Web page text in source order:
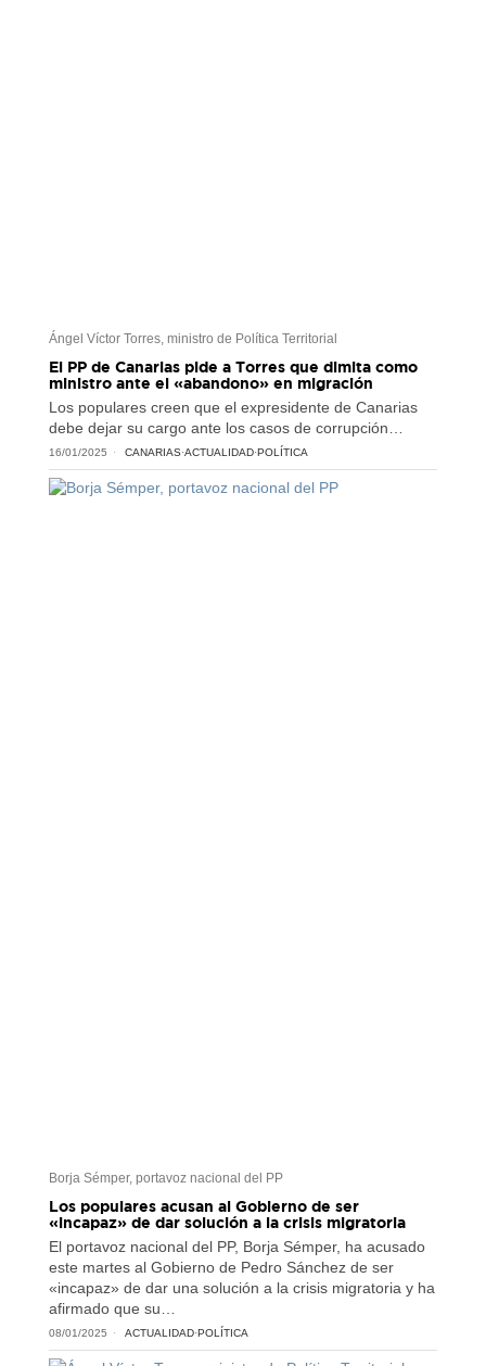
Ángel Víctor Torres, ministro de Política Territorial
El PP de Canarias pide a Torres que dimita como
ministro ante el «abandono» en migración
Los populares creen que el expresidente de Canarias
debe dejar su cargo ante los casos de corrupción…
16/01/2025 CANARIAS·ACTUALIDAD·POLÍTICA
Borja Sémper, portavoz nacional del PP
Los populares acusan al Gobierno de ser
«incapaz» de dar solución a la crisis migratoria
El portavoz nacional del PP, Borja Sémper, ha acusado
este martes al Gobierno de Pedro Sánchez de ser
«incapaz» de dar una solución a la crisis migratoria y ha
afirmado que su…
08/01/2025 ACTUALIDAD·POLÍTICA